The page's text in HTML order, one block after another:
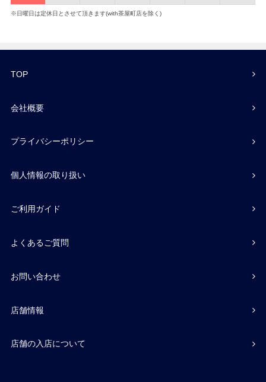
※日曜日は定休日とさせて頂きます(with茶屋町店を除く)
TOP
会社概要
プライバシーポリシー
個人情報の取り扱い
ご利用ガイド
よくあるご質問
お問い合わせ
店舗情報
店舗の入店について